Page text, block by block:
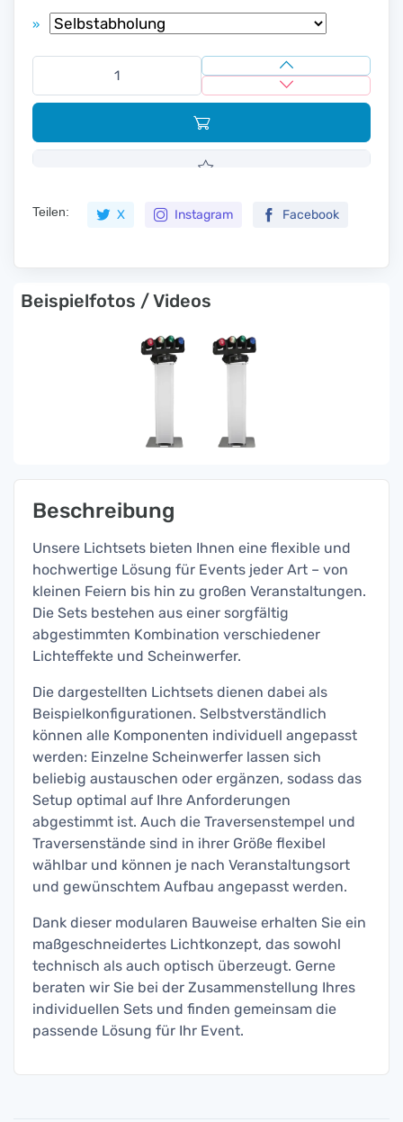
»
Teilen: X Instagram Facebook
Beispielfotos / Videos
Beschreibung
Unsere Lichtsets bieten Ihnen eine flexible und
hochwertige Lösung für Events jeder Art – von
kleinen Feiern bis hin zu großen Veranstaltungen.
Die Sets bestehen aus einer sorgfältig
abgestimmten Kombination verschiedener
Lichteffekte und Scheinwerfer.
Die dargestellten Lichtsets dienen dabei als
Beispielkonfigurationen. Selbstverständlich
können alle Komponenten individuell angepasst
werden: Einzelne Scheinwerfer lassen sich
beliebig austauschen oder ergänzen, sodass das
Setup optimal auf Ihre Anforderungen
abgestimmt ist. Auch die Traversenstempel und
Traversenstände sind in ihrer Größe flexibel
wählbar und können je nach Veranstaltungsort
und gewünschtem Aufbau angepasst werden.
Dank dieser modularen Bauweise erhalten Sie ein
maßgeschneidertes Lichtkonzept, das sowohl
technisch als auch optisch überzeugt. Gerne
beraten wir Sie bei der Zusammenstellung Ihres
individuellen Sets und finden gemeinsam die
passende Lösung für Ihr Event.